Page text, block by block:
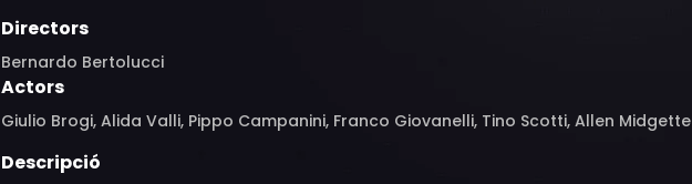
Directors
Bernardo Bertolucci
Actors
Giulio Brogi, Alida Valli, Pippo Campanini, Franco Giovanelli, Tino Scotti, Allen Midgette
Descripció